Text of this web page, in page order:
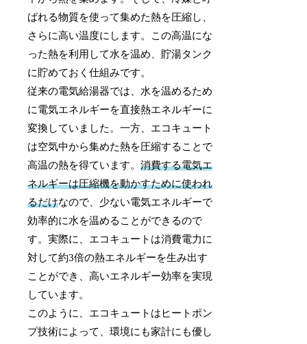
ばれる物質を使って集めた熱を圧縮し、
さらに高い温度にします。この高温にな
った熱を利用して水を温め、貯湯タンク
に貯めておく仕組みです。
従来の電気給湯器では、水を温めるため
に電気エネルギーを直接熱エネルギーに
変換していました。一方、エコキュート
は空気中から集めた熱を圧縮することで
高温の熱を得ています。消費する電気エ
ネルギーは圧縮機を動かすために使われ
るだけなので、少ない電気エネルギーで
効率的に水を温めることができるので
す。実際に、エコキュートは消費電力に
対して約3倍の熱エネルギーを生み出す
ことができ、高いエネルギー効率を実現
しています。
このように、エコキュートはヒートポン
プ技術によって、環境にも家計にも優し